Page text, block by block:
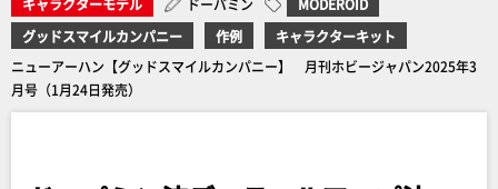
グッドスマイルカンパニー
作例
キャラクターキット
ニューアーハン【グッドスマイルカンパニー】 月刊ホビージャパン2025年3
月号（1月24日発売）